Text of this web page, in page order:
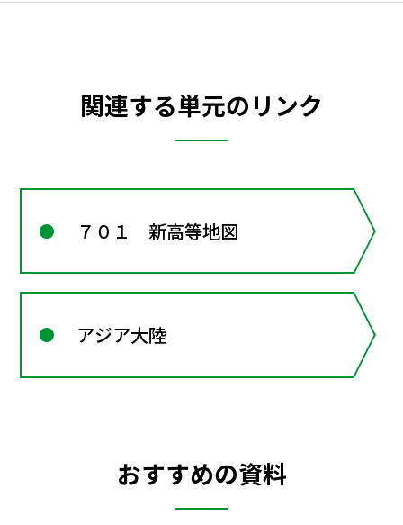
関連する単元のリンク
７０１ 新高等地図
アジア大陸
おすすめの資料